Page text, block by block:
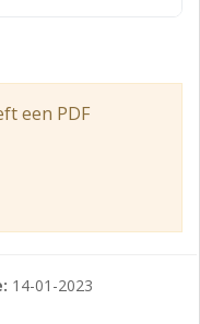
aantal personen
een PDF
14-01-2023